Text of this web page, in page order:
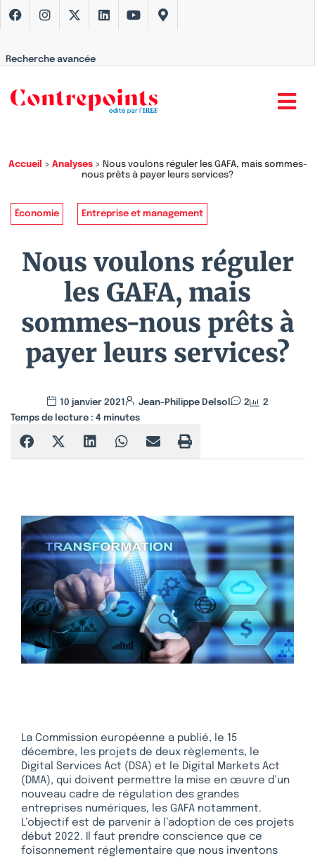
Recherche avancée
Accueil > Analyses> Nous voulons réguler les GAFA, mais sommes-
nous prêts à payer leurs services?
Économie Entreprise et management
Nous voulons réguler
les GAFA, mais
sommes-nous prêts à
payer leurs services?
10 janvier 2021 Jean-Philippe Delsol 2
2
Temps de lecture : 4 minutes
La Commission européenne a publié, le 15
décembre, les projets de deux règlements, le
Digital Services Act (DSA) et le Digital Markets Act
(DMA), qui doivent permettre la mise en œuvre d’un
nouveau cadre de régulation des grandes
entreprises numériques, les GAFA notamment.
L’objectif est de parvenir à l’adoption de ces projets
début 2022. Il faut prendre conscience que ce
foisonnement réglementaire que nous inventons